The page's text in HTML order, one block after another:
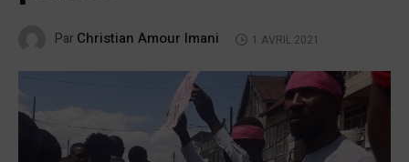
Par Christian Amour Imani 1 AVRIL 2021